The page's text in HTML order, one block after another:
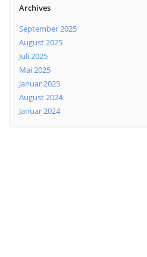
Archives
September 2025
August 2025
Juli 2025
Mai 2025
Januar 2025
August 2024
Januar 2024